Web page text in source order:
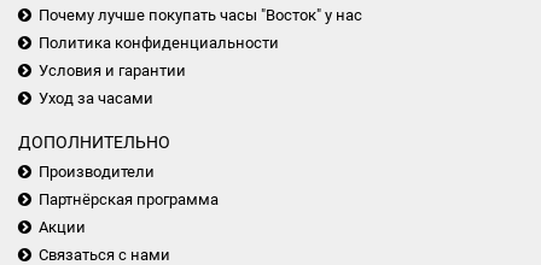
Почему лучше покупать часы "Восток" у нас
Политика конфиденциальности
Условия и гарантии
Уход за часами
ДОПОЛНИТЕЛЬНО
Производители
Партнёрская программа
Акции
Связаться с нами